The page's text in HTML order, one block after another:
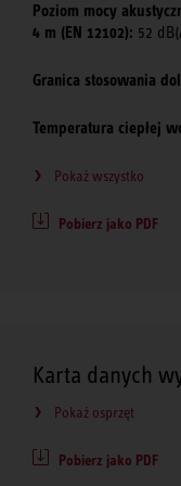
Poziom mocy
4 m (EN 12102): 52
Granica stosowania
Temperatura ciepłej
Pokaż wszystko
Pobierz jako PDF
Karta danych
Pokaż osprzęt
Pobierz jako PDF